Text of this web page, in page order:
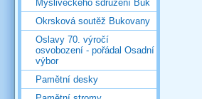
Mysliveckého sdružení Buk
Okrsková soutěž Bukovany
Oslavy 70. výročí
osvobození - pořádal Osadní
výbor
Pamětní desky